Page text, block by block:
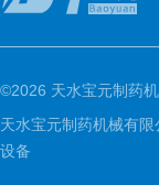
©2026 天水宝元制药
天水宝元制药机械有
设备